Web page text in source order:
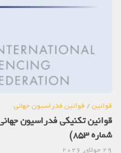
قوانین/قوانین فدراسیون جهانی
شماره 853)